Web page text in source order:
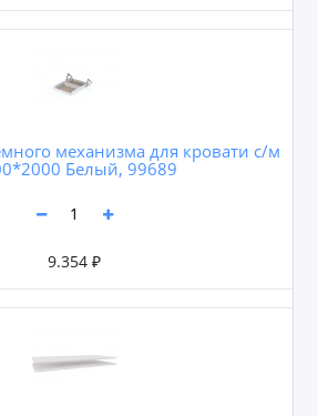
механизма для кровати с/м
Белый, 99689
9.354 ₽